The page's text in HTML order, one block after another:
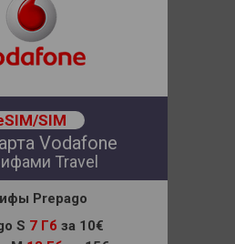
SIM
Vodafone
Travel
Prepago
S 7 Гб за 10€